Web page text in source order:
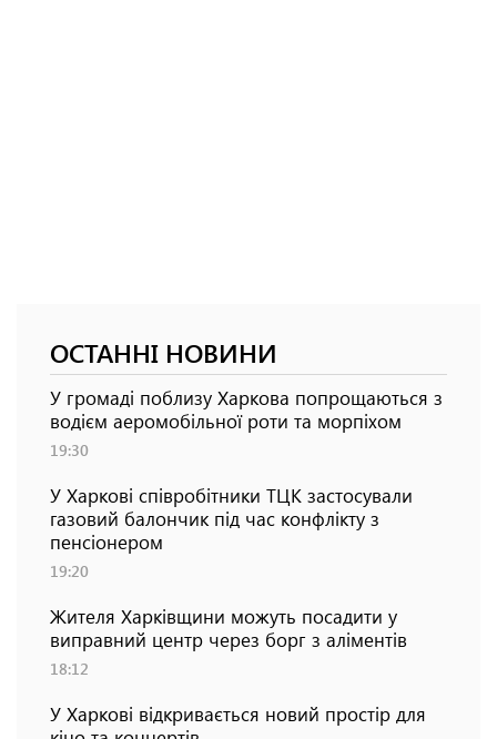
ОСТАННІ НОВИНИ
У громаді поблизу Харкова попрощаються з
водієм аеромобільної роти та морпіхом
19:30
У Харкові співробітники ТЦК застосували
газовий балончик під час конфлікту з
пенсіонером
19:20
Жителя Харківщини можуть посадити у
виправний центр через борг з аліментів
18:12
У Харкові відкривається новий простір для